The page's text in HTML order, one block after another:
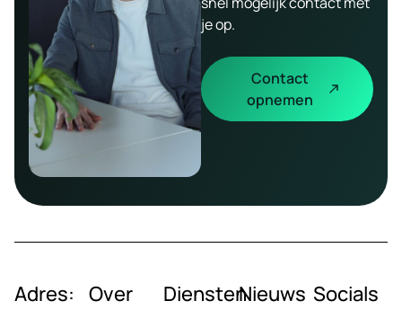
je op.
Contact
opnemen
Adres:
Over
DienstenNieuws Socials